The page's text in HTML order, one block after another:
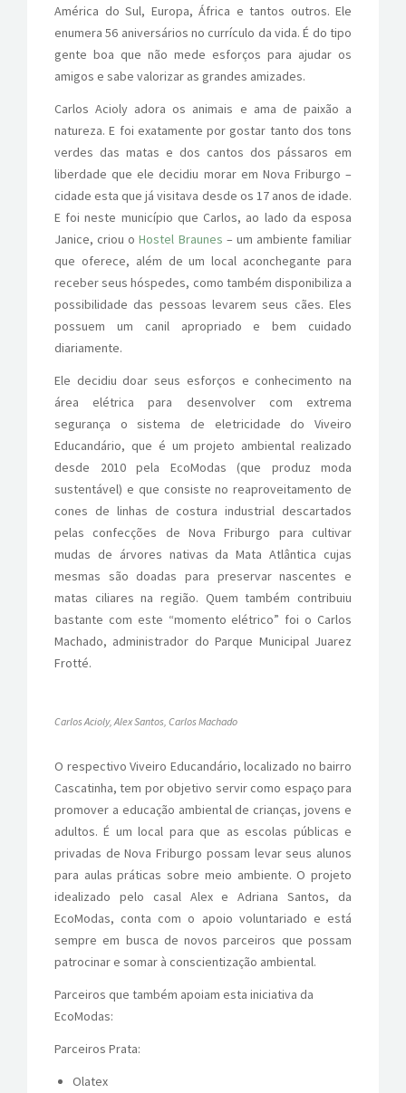
América do Sul, Europa, África e tantos outros. Ele
enumera 56 aniversários no currículo da vida. É do tipo
gente boa que não mede esforços para ajudar os
amigos e sabe valorizar as grandes amizades.
Carlos Acioly adora os animais e ama de paixão a
natureza. E foi exatamente por gostar tanto dos tons
verdes das matas e dos cantos dos pássaros em
liberdade que ele decidiu morar em Nova Friburgo –
cidade esta que já visitava desde os 17 anos de idade.
E foi neste município que Carlos, ao lado da esposa
Janice, criou oHostel Braunes – um ambiente familiar
que oferece, além de um local aconchegante para
receber seus hóspedes, como também disponibiliza a
possibilidade das pessoas levarem seus cães. Eles
possuem um canil apropriado e bem cuidado
diariamente.
Ele decidiu doar seus esforços e conhecimento na
área elétrica para desenvolver com extrema
segurança o sistema de eletricidade do Viveiro
Educandário, que é um projeto ambiental realizado
desde 2010 pela EcoModas (que produz moda
sustentável) e que consiste no reaproveitamento de
cones de linhas de costura industrial descartados
pelas confecções de Nova Friburgo para cultivar
mudas de árvores nativas da Mata Atlântica cujas
mesmas são doadas para preservar nascentes e
matas ciliares na região. Quem também contribuiu
bastante com este “momento elétrico” foi o Carlos
Machado, administrador do Parque Municipal Juarez
Frotté.
Carlos Acioly, Alex Santos, Carlos Machado
O respectivo Viveiro Educandário, localizado no bairro
Cascatinha, tem por objetivo servir como espaço para
promover a educação ambiental de crianças, jovens e
adultos. É um local para que as escolas públicas e
privadas de Nova Friburgo possam levar seus alunos
para aulas práticas sobre meio ambiente. O projeto
idealizado pelo casal Alex e Adriana Santos, da
EcoModas, conta com o apoio voluntariado e está
sempre em busca de novos parceiros que possam
patrocinar e somar à conscientização ambiental.
Parceiros que também apoiam esta iniciativa da
EcoModas:
Parceiros Prata:
Olatex